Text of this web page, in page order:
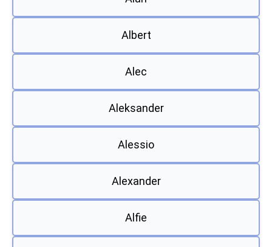
Albert
Alec
Aleksander
Alessio
Alexander
Alfie